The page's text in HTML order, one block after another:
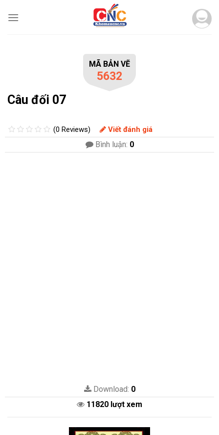
MÃ BẢN VẼ
5632
Câu đối 07
(0 Reviews) Viết đánh giá
Bình luận: 0
Download: 0
11820 lượt xem